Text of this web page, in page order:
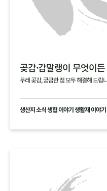
곶감·감말랭이 무엇이
두레 곶감, 궁금한 점 모두 해결해 드립
생산지 소식 생협 이야기 생활재 이야